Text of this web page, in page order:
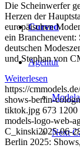
Curved
Agentur
Next
Die Scheinwerfer
Herzen der
europäischen
ein Branchenevent:
deutschen
und Stephan von
Weiterlesen
https://
shows-berlin-
tiktok.jpg 673 1200
models-logo-web-
C_kinski2025-06-
Berlin 2025: